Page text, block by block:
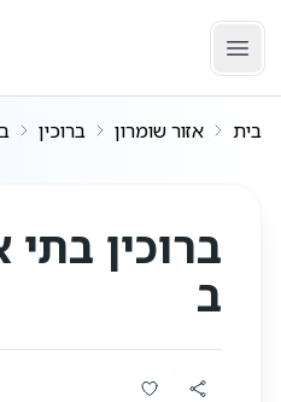
בית אזור שומרון ברוכין
ברוכין
ב